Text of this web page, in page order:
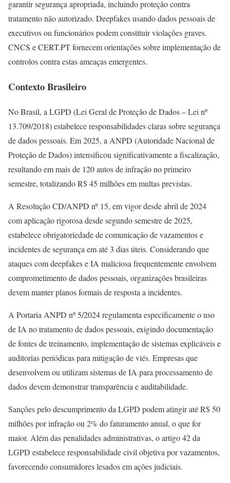
garantir segurança apropriada, incluindo proteção contra
tratamento não autorizado. Deepfakes usando dados pessoais de
executivos ou funcionários podem constituir violações graves.
CNCS e CERT.PT fornecem orientações sobre implementação de
controlos contra estas ameaças emergentes.
Contexto Brasileiro
No Brasil, a LGPD (Lei Geral de Proteção de Dados – Lei nº
13.709/2018) estabelece responsabilidades claras sobre segurança
de dados pessoais. Em 2025, a ANPD (Autoridade Nacional de
Proteção de Dados) intensificou significativamente a fiscalização,
resultando em mais de 120 autos de infração no primeiro
semestre, totalizando R$ 45 milhões em multas previstas.
A Resolução CD/ANPD nº 15, em vigor desde abril de 2024
com aplicação rigorosa desde segundo semestre de 2025,
estabelece obrigatoriedade de comunicação de vazamentos e
incidentes de segurança em até 3 dias úteis. Considerando que
ataques com deepfakes e IA maliciosa frequentemente envolvem
comprometimento de dados pessoais, organizações brasileiras
devem manter planos formais de resposta a incidentes.
A Portaria ANPD nº 5/2024 regulamenta especificamente o uso
de IA no tratamento de dados pessoais, exigindo documentação
de fontes de treinamento, implementação de sistemas explicáveis e
auditorias periódicas para mitigação de viés. Empresas que
desenvolvem ou utilizam sistemas de IA para processamento de
dados devem demonstrar transparência e auditabilidade.
Sanções pelo descumprimento da LGPD podem atingir até R$ 50
milhões por infração ou 2% do faturamento anual, o que for
maior. Além das penalidades administrativas, o artigo 42 da
LGPD estabelece responsabilidade civil objetiva por vazamentos,
favorecendo consumidores lesados em ações judiciais.